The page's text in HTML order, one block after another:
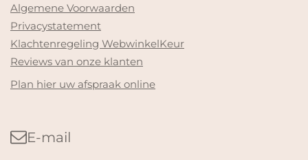
Algemene Voorwaarden
Privacystatement
Klachtenregeling WebwinkelKeur
Reviews van onze klanten
Plan hier uw afspraak online
E-mail